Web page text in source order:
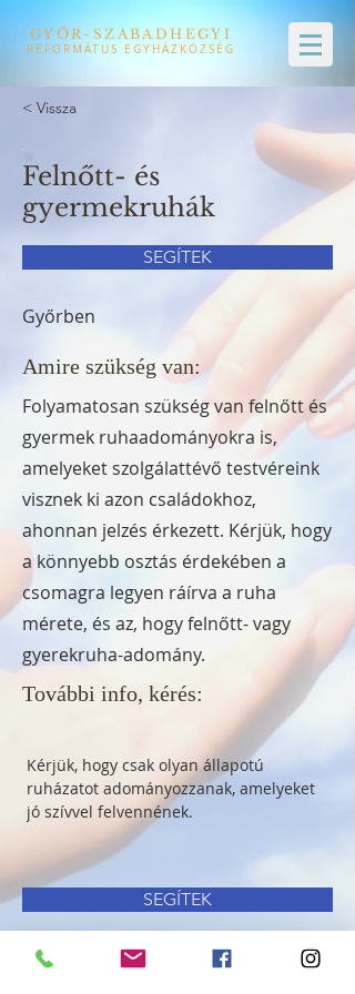
GYŐR-SZABADHEGYI
REFORMÁTUS EGYHÁZKÖZSÉG
< Vissza
Felnőtt- és
gyermekruhák
SEGÍTEK
Győrben
Amire szükség van:
Folyamatosan szükség van felnőtt és
gyermek ruhaadományokra is,
amelyeket szolgálattévő testvéreink
visznek ki azon családokhoz,
ahonnan jelzés érkezett. Kérjük, hogy
a könnyebb osztás érdekében a
csomagra legyen ráírva a ruha
mérete, és az, hogy felnőtt- vagy
gyerekruha-adomány.
További info, kérés:
Kérjük, hogy csak olyan állapotú
ruházatot adományozzanak, amelyeket
jó szívvel felvennének.
SEGÍTEK